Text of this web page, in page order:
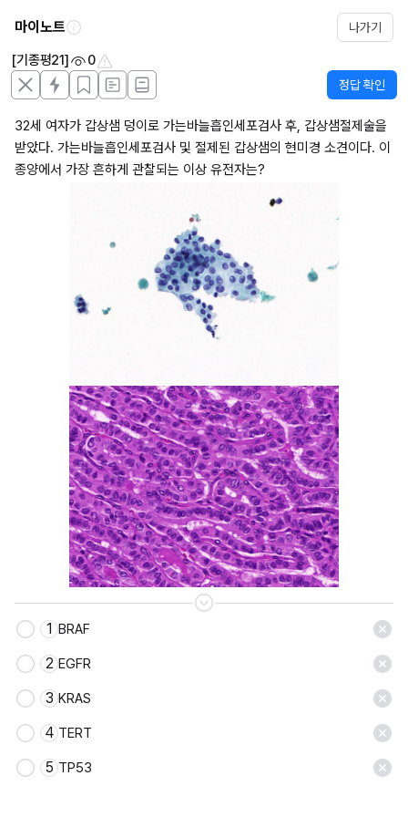
마이노트 나가기
[기종평21] 0
정답 확인
32세 여자가 갑상샘 덩이로 가는바늘흡인세포검사 후, 갑상샘절제술을
받았다. 가는바늘흡인세포검사 및 절제된 갑상샘의 현미경 소견이다. 이
종양에서 가장 흔하게 관찰되는 이상 유전자는?
저장
1 BRAF
2 EGFR
3 KRAS
4 TERT
5 TP53